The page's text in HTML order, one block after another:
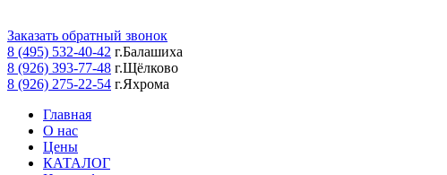
Заказать обратный звонок
8 (495) 532-40-42 г.Балашиха
8 (926) 393-77-48 г.Щёлково
8 (926) 275-22-54 г.Яхрома
Главная
О нас
Цены
КАТАЛОГ